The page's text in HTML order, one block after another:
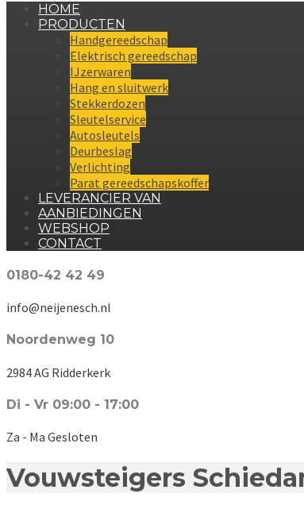
HOME
PRODUCTEN
Handgereedschap
Elektrisch gereedschap
IJzerwaren
Hang en sluitwerk
Stekkerdozen
Sleutelservice
Autosleutels
Deurbeslag
Verlichting
Parat gereedschapskoffer
LEVERANCIER VAN
AANBIEDINGEN
WEBSHOP
CONTACT
0180-42 42 49
info@neijenesch.nl
Noordenweg 10
2984 AG Ridderkerk
Di - Vr 09:00 - 17:00
Za - Ma Gesloten
Vouwsteigers